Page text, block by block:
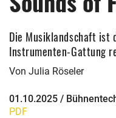
Die Musiklandschaft ist
Instrumenten-Gattung
Von Julia Röseler
01.10.2025 /
PDF